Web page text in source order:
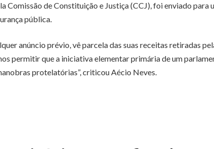
de Constituição e Justiça (CCJ), foi enviado para
pública.
anúncio prévio, vê parcela das suas receitas retiradas
permitir que a iniciativa elementar primária de um
protelatórias”, criticou Aécio Neves.